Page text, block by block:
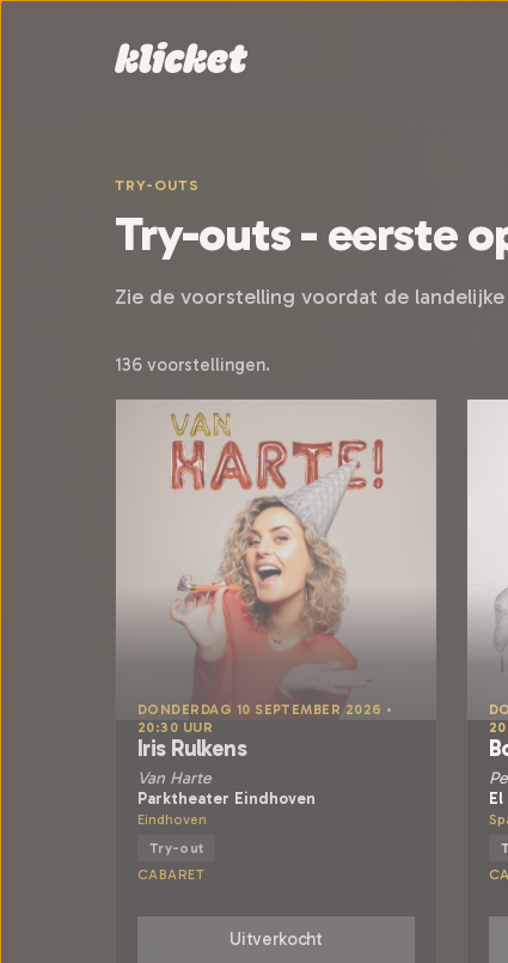
TRY-OUTS
Try-outs - eerste
Zie de voorstelling voordat de
136 voorstellingen.
DONDERDAG 10 SEPTEMBER 2026 •
20:30 UUR
Iris Rulkens
Van Harte
Parktheater Eindhoven
Eindhoven
Try-out
CABARET
Uitverkocht